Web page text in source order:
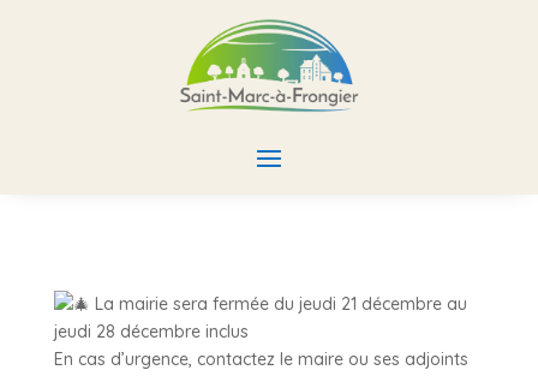
La mairie sera fermée du jeudi 21 décembre au
jeudi 28 décembre inclus
En cas d’urgence, contactez le maire ou ses adjoints